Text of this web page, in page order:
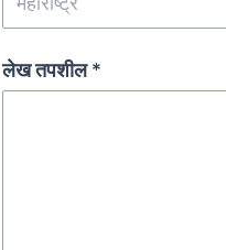
लेख तपशील*